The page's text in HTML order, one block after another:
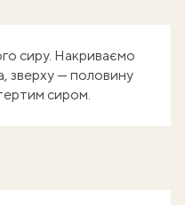
сиру. Накриваємо
зверху — половину
сиром.